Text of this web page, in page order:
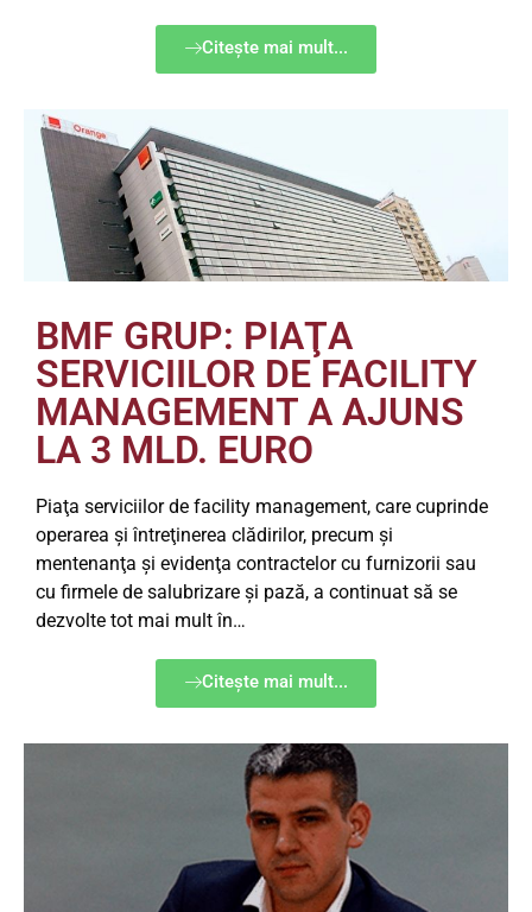
Citește mai mult...
BMF GRUP: PIAŢA
SERVICIILOR DE FACILITY
MANAGEMENT A AJUNS
LA 3 MLD. EURO
Piaţa serviciilor de facility management, care cuprinde
operarea şi întreţinerea clădirilor, precum şi
mentenanţa şi evidenţa contractelor cu furnizorii sau
cu firmele de salubrizare şi pază, a continuat să se
dezvolte tot mai mult în…
Citește mai mult...